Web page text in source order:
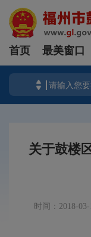
首页 最美窗口
关于鼓楼
时间：2018-